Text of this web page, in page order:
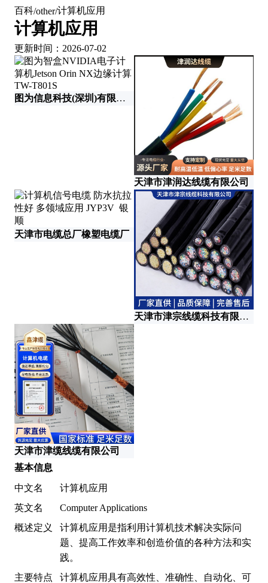
百科/other/计算机应用
计算机应用
更新时间：2026-07-02
图为信息科技(深圳)有限公司
天津市津润达线缆有限公司
天津市电缆总厂橡塑电缆厂
天津市津宗线缆科技有限公司
天津市津缆线缆有限公司
基本信息
中文名
计算机应用
英文名
Computer Applications
概述定义
计算机应用是指利用计算机技术解决实际问
题、提高工作效率和创造价值的各种方法和实
践。
主要特点
计算机应用具有高效性、准确性、自动化、可